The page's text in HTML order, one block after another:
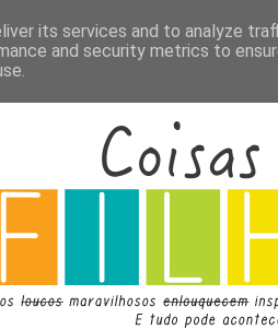
its services and to analyze
and security metrics to